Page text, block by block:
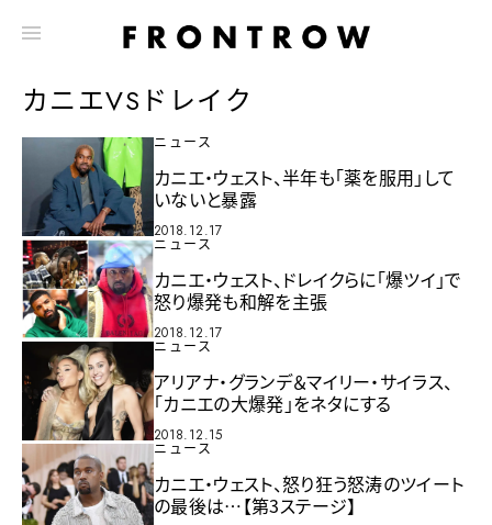
カニエVSドレイク
ニュース
カニエ・ウェスト、半年も「薬を服用」して
いないと暴露
2018.12.17
ニュース
カニエ・ウェスト、ドレイクらに「爆ツイ」で
怒り爆発も和解を主張
2018.12.17
ニュース
アリアナ・グランデ＆マイリー・サイラス、
「カニエの大爆発」をネタにする
2018.12.15
ニュース
カニエ・ウェスト、怒り狂う怒涛のツイート
の最後は…【第3ステージ】